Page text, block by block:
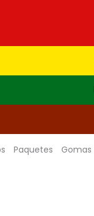
Paquetes Gomas